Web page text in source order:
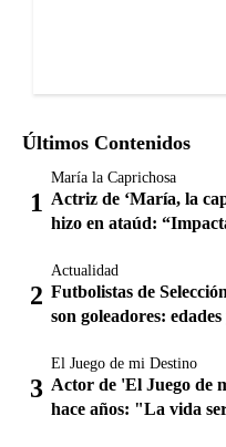
Últimos Contenidos
María la Caprichosa
Actriz de ‘María, la
hizo en ataúd:
Actualidad
Futbolistas de
son goleadores:
El Juego de mi Destino
Actor de 'El Juego de
hace años: "La vida